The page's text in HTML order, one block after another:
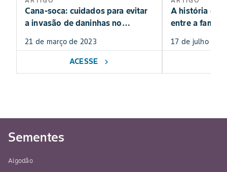
Cana-soca: cuidados para evitar
a invasão de daninhas no
21 de março de 2023
ACESSE chevron_right
A história de
entre a
17 de julho de
Sementes
Algodão